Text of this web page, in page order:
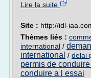
Lire la suite
Site : http://idl-
Thèmes liés :
international /
international / delai
permis de
conduire a l essai